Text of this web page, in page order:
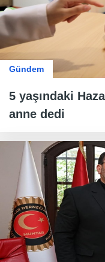
Gündem
5 yaşındaki
anne dedi